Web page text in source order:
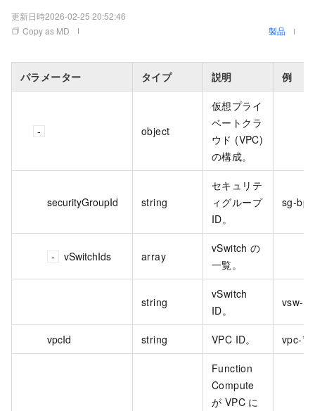
更新日時2026-02-25 20:52:46
Copy as MD
製品
パラメーター タイプ 説明 例
object
仮想プライ
ベートクラ
ウド (VPC)
の構成。
securityGroupId string
セキュリテ
ィグループ
ID。
sg-
vSwitchIds array
vSwitch の
一覧。
string
vSwitch
ID。
vsw-
vpcId string VPC ID。 vpc-***
Function
Compute
が VPC に